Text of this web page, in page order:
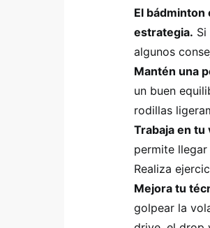
El
estrategia.
algunos
Mantén una
un buen
rodillas
Trabaja en tu
permite
Realiza
Mejora tu
golpear la